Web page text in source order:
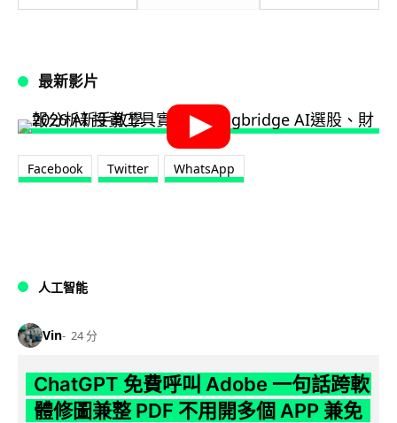
最新影片
Facebook Twitter WhatsApp
人工智能
Vin 24 分
ChatGPT 免費呼叫 Adobe 一句話跨軟
體修圖兼整 PDF 不用開多個 APP 兼免